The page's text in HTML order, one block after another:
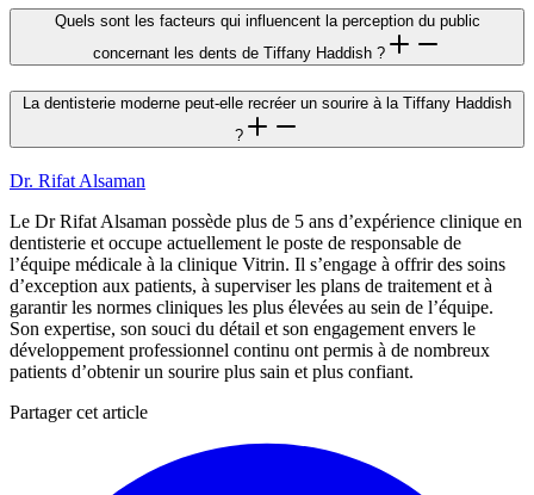
Quels sont les facteurs qui influencent la perception du public
concernant les dents de Tiffany Haddish ?
La dentisterie moderne peut-elle recréer un sourire à la Tiffany Haddish
?
Dr. Rifat Alsaman
Le Dr Rifat Alsaman possède plus de 5 ans d’expérience clinique en
dentisterie et occupe actuellement le poste de responsable de
l’équipe médicale à la clinique Vitrin. Il s’engage à offrir des soins
d’exception aux patients, à superviser les plans de traitement et à
garantir les normes cliniques les plus élevées au sein de l’équipe.
Son expertise, son souci du détail et son engagement envers le
développement professionnel continu ont permis à de nombreux
patients d’obtenir un sourire plus sain et plus confiant.
Partager cet article